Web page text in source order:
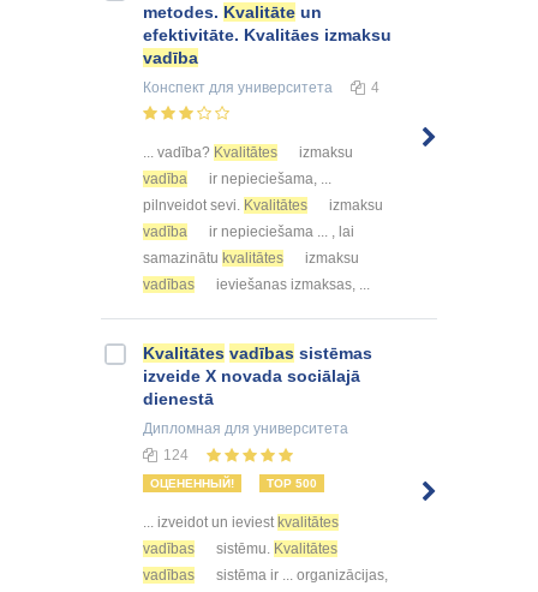
metodes. Kvalitāte un
efektivitāte. Kvalitāes izmaksu
vadība
Конспект для университета 4
... vadība? Kvalitātes
izmaksu
vadība
ir nepieciešama, ...
pilnveidot sevi. Kvalitātes
izmaksu
vadība
ir nepieciešama ... , lai
samazinātu kvalitātes
izmaksu
vadības
ieviešanas izmaksas, ...
Kvalitātes vadības sistēmas
izveide X novada sociālajā
dienestā
Дипломная для университета
124
ОЦЕНЕННЫЙ! TOP 500
... izveidot un ieviest kvalitātes
vadības
sistēmu. Kvalitātes
vadības
sistēma ir ... organizācijas,